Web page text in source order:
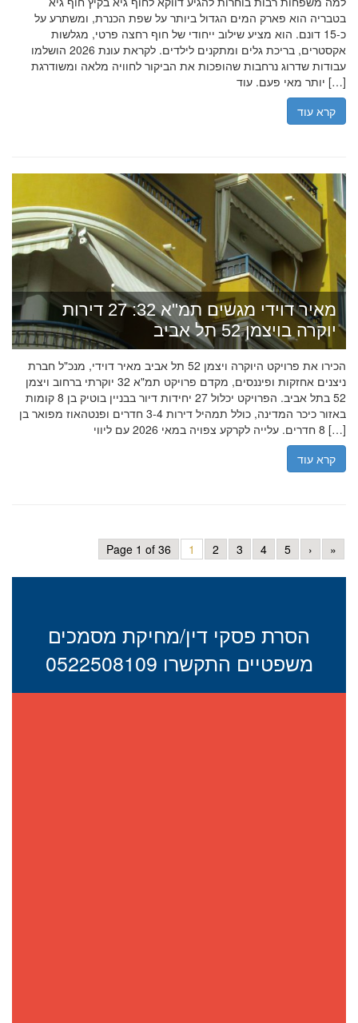
בטבריה הוא פארק המים הגדול ביותר על שפת הכנרת, ומשתרע על
כ-15 דונם. הוא מציע שילוב ייחודי של חוף רחצה פרטי, מגלשות
אקסטרים, בריכת גלים ומתקנים לילדים. לקראת עונת 2026 הושלמו
עבודות שדרוג נרחבות שהופכות את הביקור לחוויה מלאה ומשודרגת
יותר מאי פעם. עוד […]
קרא עוד
מאיר דוידי מגשים תמ"א 32: 27 דירות
יוקרה בויצמן 52 תל אביב
הכירו את פרויקט היוקרה ויצמן 52 תל אביב מאיר דוידי, מנכ"ל חברת
ניצנים אחזקות ופיננסים, מקדם פרויקט תמ"א 32 יוקרתי ברחוב ויצמן
52 בתל אביב. הפרויקט יכלול 27 יחידות דיור בבניין בוטיק בן 8 קומות
באזור כיכר המדינה, כולל תמהיל דירות 3-4 חדרים ופנטהאוז מפואר בן
8 חדרים. עלייה לקרקע צפויה במאי 2026 עם ליווי […]
קרא עוד
Page 1 of 36 1 2 3 4 5 › »
הסרת פסקי דין/מחיקת מסמכים
משפטיים התקשרו 0522508109